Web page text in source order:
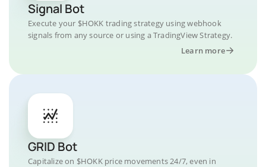
Signal Bot
Execute your $HOKK trading strategy using webhook
signals from any source or using a TradingView Strategy.
Learn more
GRID Bot
Capitalize on $HOKK price movements 24/7, even in